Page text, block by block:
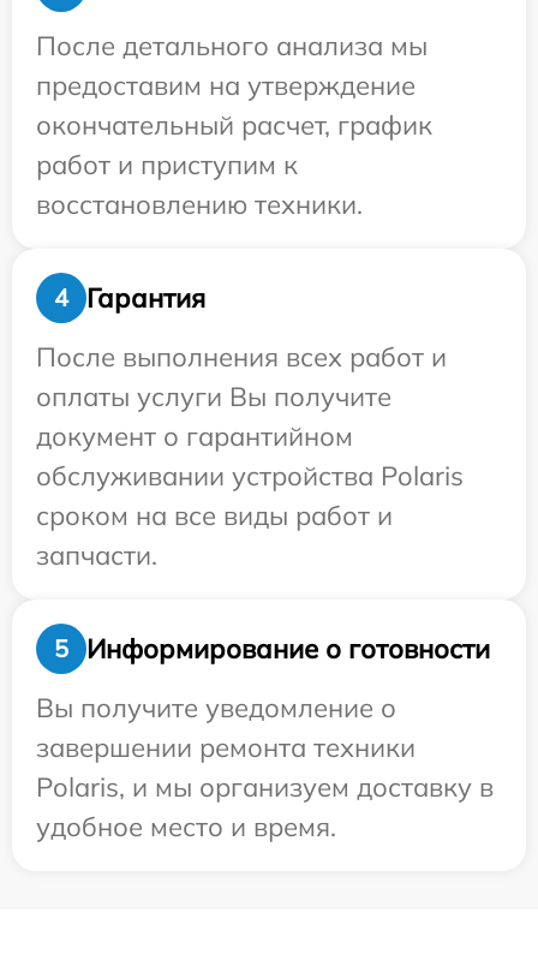
После детального анализа мы
предоставим на утверждение
окончательный расчет, график
работ и приступим к
восстановлению техники.
4
Гарантия
После выполнения всех работ и
оплаты услуги Вы получите
документ о гарантийном
обслуживании устройства Polaris
сроком на все виды работ и
запчасти.
5
Информирование о готовности
Вы получите уведомление о
завершении ремонта техники
Polaris, и мы организуем доставку в
удобное место и время.